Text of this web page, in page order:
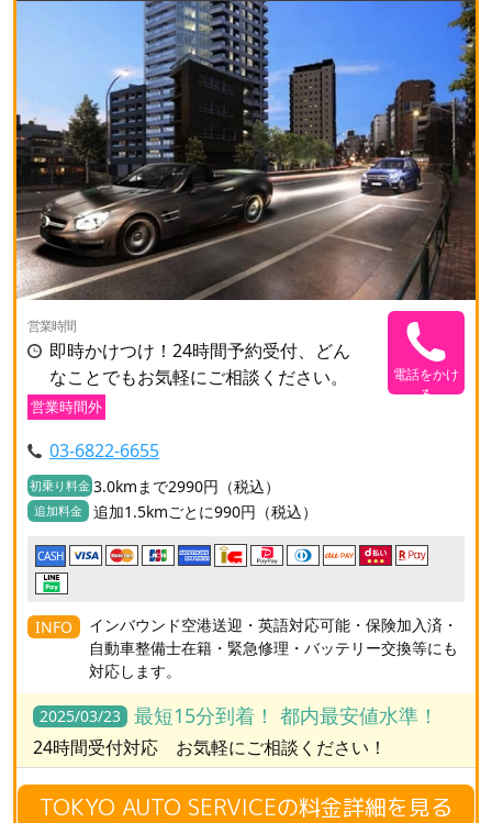
営業時間
即時かけつけ！24時間予約受付、どん
なことでもお気軽にご相談ください。
営業時間外
03-6822-6655
初乗り料金 3.0kmまで2990円（税込）
追加料金 追加1.5kmごとに990円（税込）
電話をかけ
る
CASH
INFO
インバウンド空港送迎・英語対応可能・保険加入済・
自動車整備士在籍・緊急修理・バッテリー交換等にも
対応します。
2025/03/23 最短15分到着！ 都内最安値水準！
24時間受付対応 お気軽にご相談ください！
TOKYO AUTO SERVICEの料金詳細を見る